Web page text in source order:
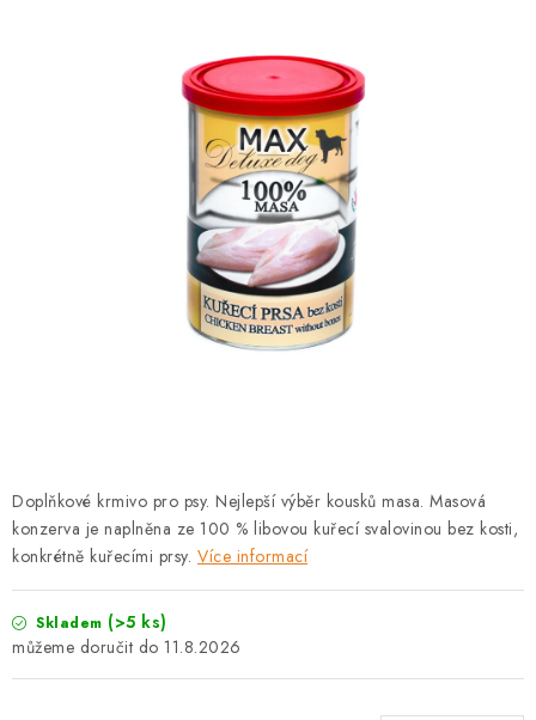
VĚRNOSTNÍ PROGRAM
Podmínky ochrany osobních údajů
Zásady použivání souboru cookies
Hodnocení obchodu
FAQ
Doplňkové krmivo pro psy. Nejlepší výběr kousků masa. Masová
konzerva je naplněna ze 100 % libovou kuřecí svalovinou bez kosti,
konkrétně kuřecími prsy. Více informací
Skladem (>5 ks)
11.8.2026